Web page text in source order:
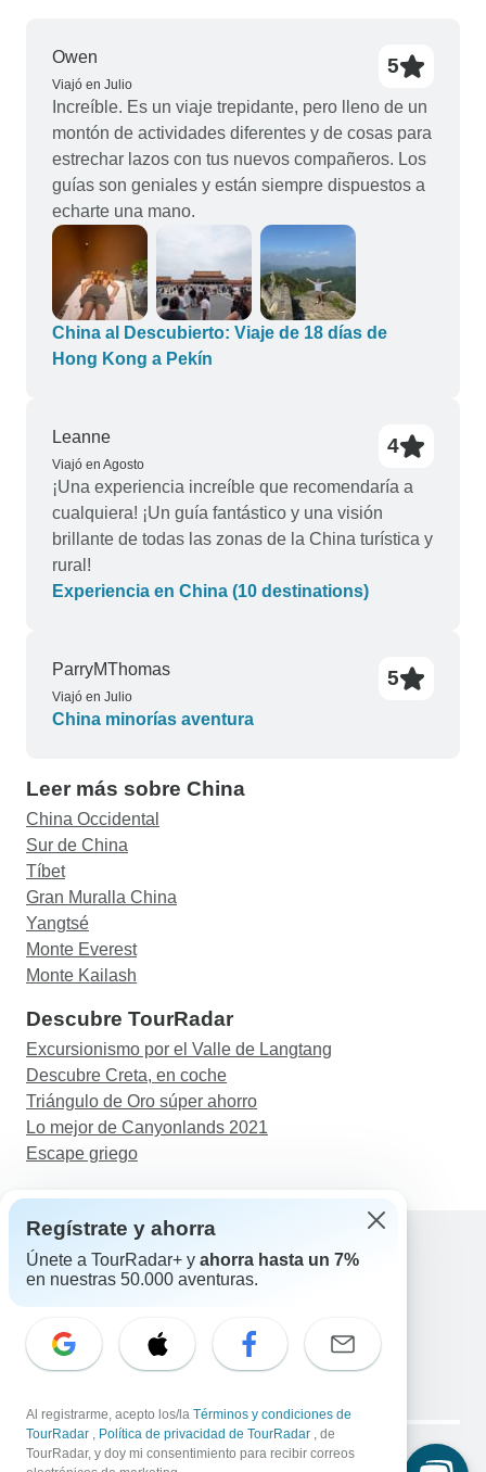
Owen
Viajó en Julio
5
Increíble. Es un viaje trepidante, pero lleno de un
montón de actividades diferentes y de cosas para
estrechar lazos con tus nuevos compañeros. Los
guías son geniales y están siempre dispuestos a
echarte una mano.
China al Descubierto: Viaje de 18 días de
Hong Kong a Pekín
Leanne
Viajó en Agosto
4
¡Una experiencia increíble que recomendaría a
cualquiera! ¡Un guía fantástico y una visión
brillante de todas las zonas de la China turística y
rural!
Experiencia en China (10 destinations)
ParryMThomas
Viajó en Julio
5
China minorías aventura
Leer más sobre China
China Occidental
Sur de China
Tíbet
Gran Muralla China
Yangtsé
Monte Everest
Monte Kailash
Descubre TourRadar
Excursionismo por el Valle de Langtang
Descubre Creta, en coche
Triángulo de Oro súper ahorro
Lo mejor de Canyonlands 2021
Escape griego
Ayuda
Correo electrónico: support@tourradar.com
Selecciona el idioma
Copyright © TourRadar. Todos los derechos reservados.
Aviso legal Política de privacidad Cookies
Regístrate y ahorra
Únete a TourRadar+ y ahorra hasta un 7%
en nuestras 50.000 aventuras.
Al registrarme, acepto los/la Términos y condiciones de
TourRadar , Política de privacidad de TourRadar , de
TourRadar, y doy mi consentimiento para recibir correos